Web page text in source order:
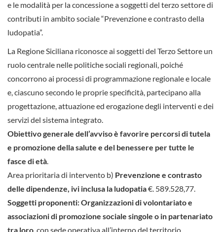
e le modalità per la concessione a soggetti del terzo settore di
contributi in ambito sociale “Prevenzione e contrasto della
ludopatia”.
La Regione Siciliana riconosce ai soggetti del Terzo Settore un
ruolo centrale nelle politiche sociali regionali, poiché
concorrono ai processi di programmazione regionale e locale
e, ciascuno secondo le proprie specificità, partecipano alla
progettazione, attuazione ed erogazione degli interventi e dei
servizi del sistema integrato.
Obiettivo generale dell’avviso è favorire percorsi di tutela
e promozione della salute e del benessere per tutte le
fasce di età
Area prioritaria di intervento b) Prevenzione e contrasto
delle dipendenze, ivi inclusa la ludopatia€. 589.528,77.
Soggetti proponenti: Organizzazioni di volontariato e
associazioni di promozione sociale singole o in partenariato
tra loro , con sede operativa all’interno del territorio